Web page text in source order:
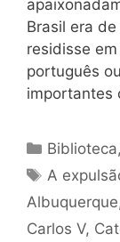
Brasil era
residisse
português
importantes
Categorias
Biblioteca,
Tags
A
Albuquerque
Carlos V,